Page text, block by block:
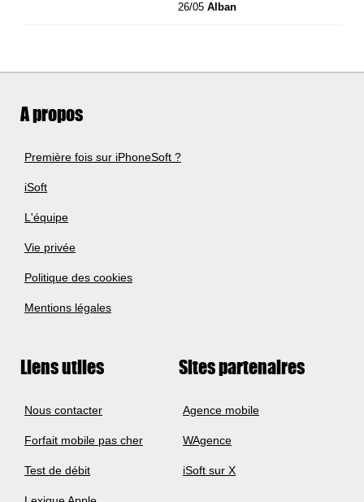
26/05Alban
A propos
Première fois sur iPhoneSoft ?
iSoft
L'équipe
Vie privée
Politique des cookies
Mentions légales
Liens utiles
Nous contacter
Forfait mobile pas cher
Test de débit
Sites partenaires
Agence mobile
WAgence
iSoft sur X